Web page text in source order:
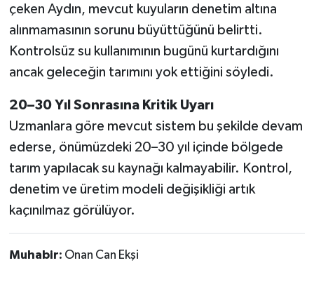
çeken Aydın, mevcut kuyuların denetim altına
alınmamasının sorunu büyüttüğünü belirtti.
Kontrolsüz su kullanımının bugünü kurtardığını
ancak geleceğin tarımını yok ettiğini söyledi.
20–30 Yıl Sonrasına Kritik Uyarı
Uzmanlara göre mevcut sistem bu şekilde devam
ederse, önümüzdeki 20–30 yıl içinde bölgede
tarım yapılacak su kaynağı kalmayabilir. Kontrol,
denetim ve üretim modeli değişikliği artık
kaçınılmaz görülüyor.
Muhabir: Onan Can Ekşi